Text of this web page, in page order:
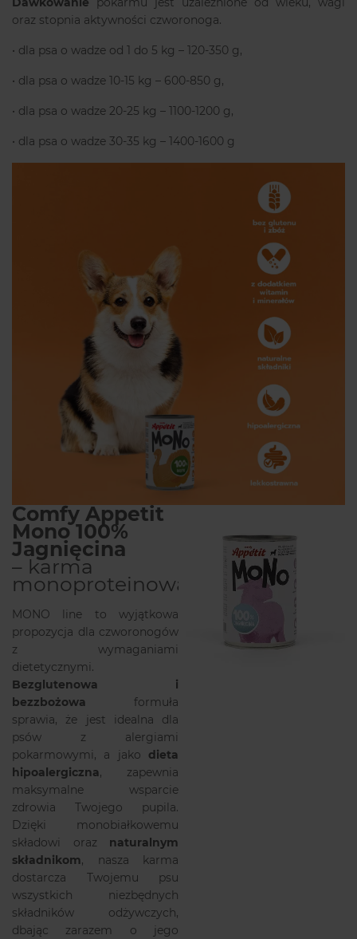
oraz stopnia aktywności czworonoga.
• dla psa o wadze od 1 do 5 kg – 120-350 g,
• dla psa o wadze 10-15 kg – 600-850 g,
• dla psa o wadze 20-25 kg – 1100-1200 g,
• dla psa o wadze 30-35 kg – 1400-1600 g
Comfy Appetit
Mono 100%
Jagnięcina
– karma
monoproteinowa
MONO line to wyjątkowa
propozycja dla czworonogów
z wymaganiami
dietetycznymi.
Bezglutenowa i
bezzbożowa formuła
sprawia, że jest idealna dla
psów z alergiami
pokarmowymi, a jako dieta
hipoalergiczna, zapewnia
maksymalne wsparcie
zdrowia Twojego pupila.
Dzięki monobiałkowemu
składowi oraz naturalnym
składnikom, nasza karma
dostarcza Twojemu psu
wszystkich niezbędnych
składników odżywczych,
dbając zarazem o jego